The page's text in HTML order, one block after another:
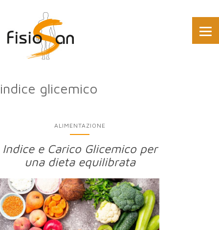
indice glicemico
ALIMENTAZIONE
Indice e Carico Glicemico per
una dieta equilibrata